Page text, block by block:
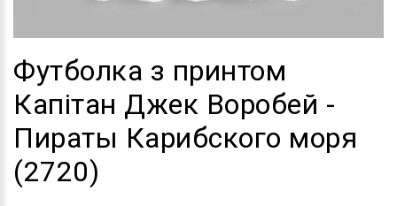
Футболка з принтом
Капітан Джек Воробей -
Пираты Карибского моря
(2720)